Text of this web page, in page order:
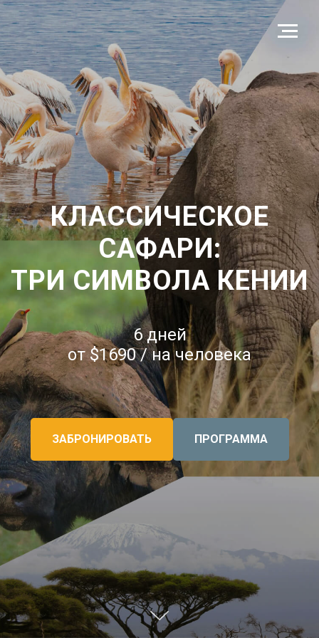
КЛАССИЧЕСКОЕ
САФАРИ:
ТРИ СИМВОЛА КЕНИИ
6 дней
от $1690 / на человека
ЗАБРОНИРОВАТЬ ПРОГРАММА